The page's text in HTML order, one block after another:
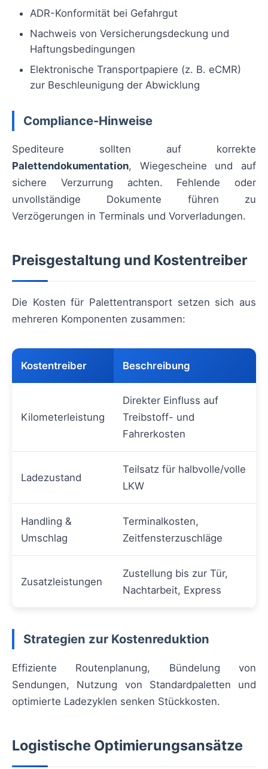
ADR-Konformität bei Gefahrgut
Nachweis von Versicherungsdeckung und
Haftungsbedingungen
Elektronische Transportpapiere (z. B. eCMR)
zur Beschleunigung der Abwicklung
Compliance-Hinweise
Spediteure sollten auf korrekte
Palettendokumentation, Wiegescheine und auf
sichere Verzurrung achten. Fehlende oder
unvollständige Dokumente führen zu
Verzögerungen in Terminals und Vorverladungen.
Preisgestaltung und Kostentreiber
Die Kosten für Palettentransport setzen sich aus
mehreren Komponenten zusammen:
Kostentreiber Beschreibung
Kilometerleistung
Direkter Einfluss auf
Treibstoff- und
Fahrerkosten
Ladezustand
Teilsatz für halbvolle/volle
LKW
Handling &
Umschlag
Terminalkosten,
Zeitfensterzuschläge
Zusatzleistungen
Zustellung bis zur Tür,
Nachtarbeit, Express
Strategien zur Kostenreduktion
Effiziente Routenplanung, Bündelung von
Sendungen, Nutzung von Standardpaletten und
optimierte Ladezyklen senken Stückkosten.
Logistische Optimierungsansätze